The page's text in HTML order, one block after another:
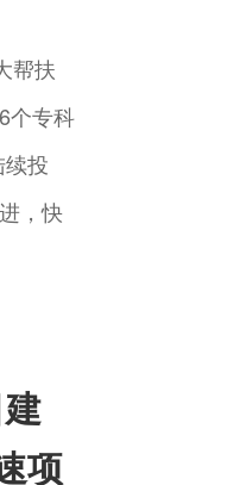
帮扶
个专科
投
，快
项